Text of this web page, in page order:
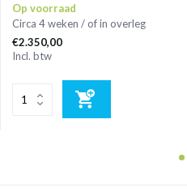
Op voorraad
Circa 4 weken / of in overleg
€2.350,00
Incl. btw